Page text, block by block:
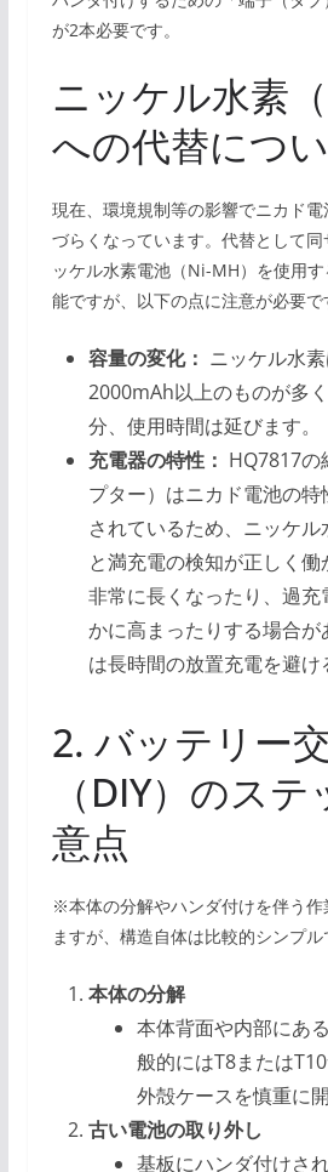
が2本必要です。
ニッケル水素
への代替につ
現在、環境規制等の影響でニカド
づらくなっています。代替として
ッケル水素電池（Ni-MH）を使用
能ですが、以下の点に注意が必要で
容量の変化： ニッケル水
2000mAh以上のものが多
分、使用時間は延びます。
充電器の特性： HQ7817の
プター）はニカド電池の
されているため、ニッケ
と満充電の検知が正しく
非常に長くなったり、過
かに高まったりする場合が
は長時間の放置充電を避け
2. バッテリー
（DIY）のス
意点
※本体の分解やハンダ付けを伴う作
ますが、構造自体は比較的シンプル
本体の分解
本体背面や内部にあ
般的にはT8またはT10
外殻ケースを慎重に開
古い電池の取り外し
基板にハンダ付けさ